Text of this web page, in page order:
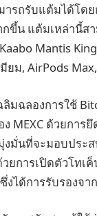
ารถรับแต้มได้โด
ขึ้น แต้มเหล่านี้สา
Mantis
ม, AirPods
มฉลองการใช้
MEXC ด้วยกา
มุ่งมั่นที่จะมอบปร
การเปิดตัวโทเ
งได้การรับรองจ